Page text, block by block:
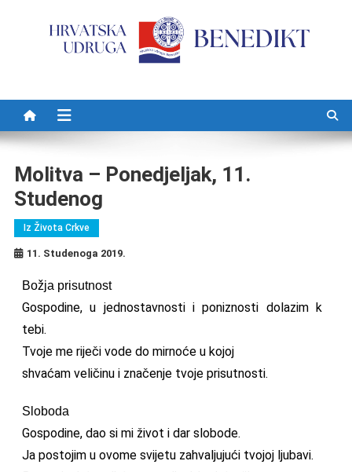
Molitva – Ponedjeljak, 11.
Studenog
Iz Života Crkve
11. Studenoga 2019.
Božja prisutnost
Gospodine, u jednostavnosti i poniznosti dolazim k
tebi.
Tvoje me riječi vode do mirnoće u kojoj
shvaćam veličinu i značenje tvoje prisutnosti.
Sloboda
Gospodine, dao si mi život i dar slobode.
Ja postojim u ovome svijetu zahvaljujući tvojoj ljubavi.